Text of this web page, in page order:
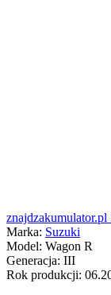
znajdzakumulator.pl
Marka: Suzuki
Model: Wagon R
Generacja: III
Rok produkcji: